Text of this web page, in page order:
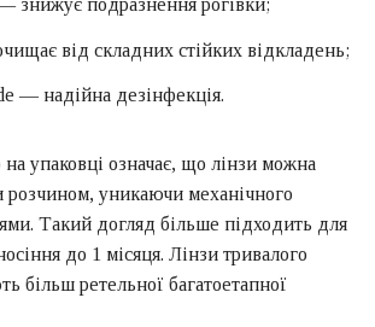
від складних стійких відкладень;
— надійна дезінфекція.
упаковці означає, що лінзи можна
розчином, уникаючи механічного
Такий догляд більше підходить для
до 1 місяця. Лінзи тривалого
більш ретельної багатоетапної